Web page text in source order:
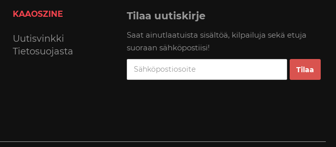
KAAOSZINE
Uutisvinkki
Tietosuojasta
Tilaa uutiskirje
Saat ainutlaatuista sisältöä, kilpailuja sekä etuja
suoraan sähköpostiisi!